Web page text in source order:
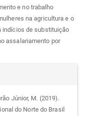
e no trabalho
na agricultura e o
indícios de substituição
assalariamento por
Júnior, M. (2019).
do Norte do Brasil